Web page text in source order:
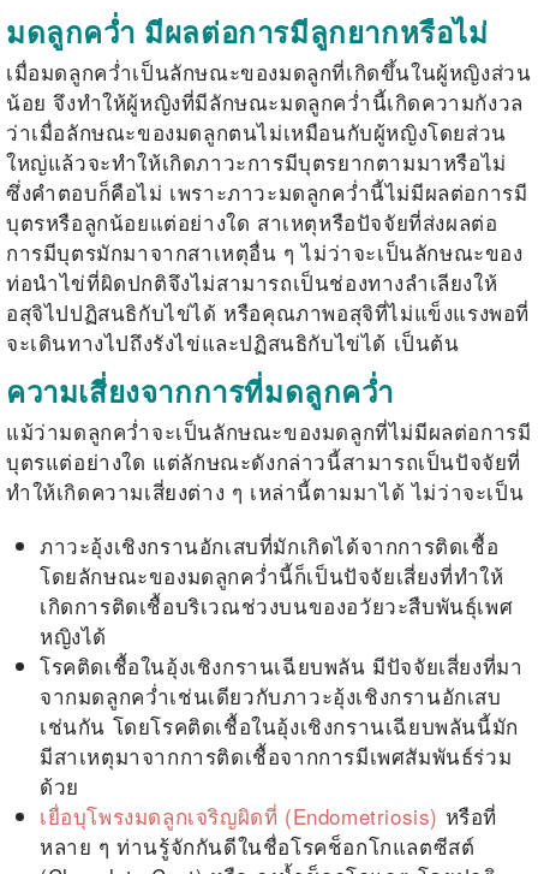
มดลูกคว่ำ มีผลต่อการมีลูกยากหรือไม่
เมื่อมดลูกคว่ำเป็นลักษณะของมดลูกที่เกิดขึ้นในผู้หญิงส่วน
น้อย จึงทำให้ผู้หญิงที่มีลักษณะมดลูกคว่ำนี้เกิดความกังวล
ว่าเมื่อลักษณะของมดลูกตนไม่เหมือนกับผู้หญิงโดยส่วน
ใหญ่แล้วจะทำให้เกิดภาวะการมีบุตรยากตามมาหรือไม่
ซึ่งคำตอบก็คือไม่ เพราะภาวะมดลูกคว่ำนี้ไม่มีผลต่อการมี
บุตรหรือลูกน้อยแต่อย่างใด สาเหตุหรือปัจจัยที่ส่งผลต่อ
การมีบุตรมักมาจากสาเหตุอื่น ๆ ไม่ว่าจะเป็นลักษณะของ
ท่อนำไข่ที่ผิดปกติจึงไม่สามารถเป็นช่องทางลำเลียงให้
อสุจิไปปฏิสนธิกับไข่ได้ หรือคุณภาพอสุจิที่ไม่แข็งแรงพอที่
จะเดินทางไปถึงรังไข่และปฏิสนธิกับไข่ได้ เป็นต้น
ความเสี่ยงจากการที่มดลูกคว่ำ
แม้ว่ามดลูกคว่ำจะเป็นลักษณะของมดลูกที่ไม่มีผลต่อการมี
บุตรแต่อย่างใด แต่ลักษณะดังกล่าวนี้สามารถเป็นปัจจัยที่
ทำให้เกิดความเสี่ยงต่าง ๆ เหล่านี้ตามมาได้ ไม่ว่าจะเป็น
ภาวะอุ้งเชิงกรานอักเสบที่มักเกิดได้จากการติดเชื้อ
โดยลักษณะของมดลูกคว่ำนี้ก็เป็นปัจจัยเสี่ยงที่ทำให้
เกิดการติดเชื้อบริเวณช่วงบนของอวัยวะสืบพันธุ์เพศ
หญิงได้
โรคติดเชื้อในอุ้งเชิงกรานเฉียบพลัน มีปัจจัยเสี่ยงที่มา
จากมดลูกคว่ำเช่นเดียวกับภาวะอุ้งเชิงกรานอักเสบ
เช่นกัน โดยโรคติดเชื้อในอุ้งเชิงกรานเฉียบพลันนี้มัก
มีสาเหตุมาจากการติดเชื้อจากการมีเพศสัมพันธ์ร่วม
ด้วย
เยื่อบุโพรงมดลูกเจริญผิดที่ (Endometriosis) หรือที่
หลาย ๆ ท่านรู้จักกันดีในชื่อโรคช็อกโกแลตซีสต์